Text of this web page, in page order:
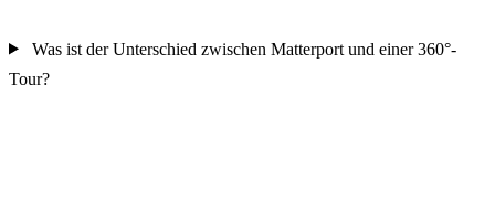
Was ist der Unterschied zwischen Matterport und einer 360°-
Tour?